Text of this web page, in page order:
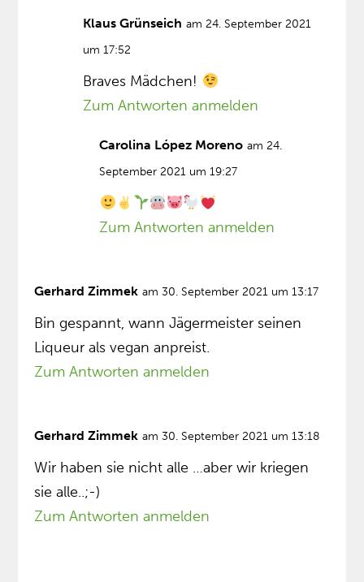
Klaus Grünseich am 24. September 2021
um 17:52
Braves Mädchen!
Zum Antworten anmelden
Carolina López Moreno am 24.
September 2021 um 19:27
Zum Antworten anmelden
Gerhard Zimmek am 30. September 2021 um 13:17
Bin gespannt, wann Jägermeister seinen
Liqueur als vegan anpreist.
Zum Antworten anmelden
Gerhard Zimmek am 30. September 2021 um 13:18
Wir haben sie nicht alle …aber wir kriegen
sie alle..;-)
Zum Antworten anmelden